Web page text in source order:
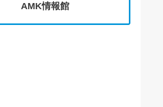
AMK情報館